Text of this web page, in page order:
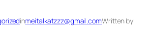
Written by
meitalkatzzz@gmail.com
in